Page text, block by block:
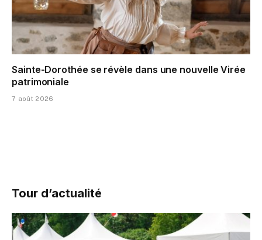
Sainte-Dorothée se révèle dans une nouvelle Virée
patrimoniale
7 août 2026
Tour d’actualité